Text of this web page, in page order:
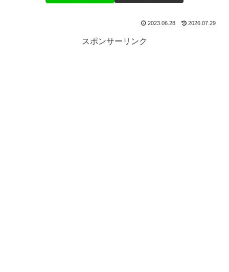
2023.06.28 2026.07.29
スポンサーリンク